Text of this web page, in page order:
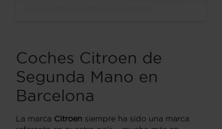
Coches Citroen de
Segunda Mano en
Barcelona
La marca Citroen siempre ha sido una marca